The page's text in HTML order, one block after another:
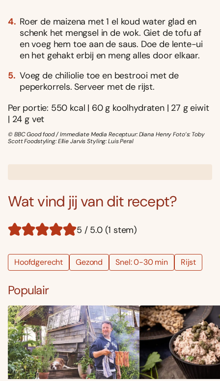
Roer de maizena met 1 el koud water glad en
schenk het mengsel in de wok. Giet de tofu af
en voeg hem toe aan de saus. Doe de lente-ui
en het gehakt erbĳ en meng alles door elkaar.
Voeg de chiliolie toe en bestrooi met de
peperkorrels. Serveer met de rĳst.
Per portie: 550 kcal | 60 g koolhydraten | 27 g eiwit
| 24 g vet
© BBC Good food / Immediate Media Receptuur: Diana Henry Foto’s: Toby
Scott Foodstyling: Ellie Jarvis Styling: Luis Peral
Wat vind jij van dit recept?
5 / 5.0 (1 stem)
Hoofdgerecht Gezond Snel: 0-30 min Rijst
Populair